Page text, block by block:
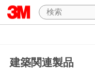
建築関連製品